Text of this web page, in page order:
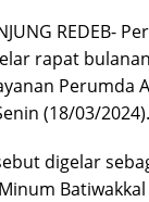
REDEB-
rapat
Perumda
(18/03/2024).
digelar